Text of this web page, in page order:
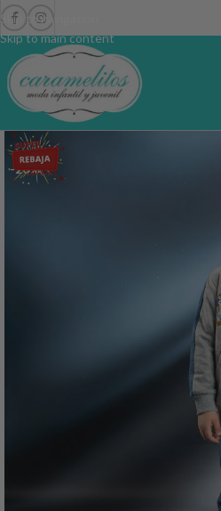
Skip to navigation
Skip to main content
-20%